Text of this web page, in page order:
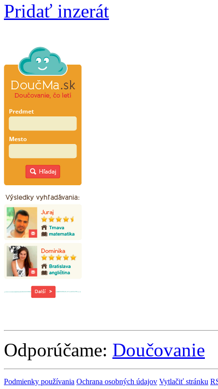
Pridať inzerát
Odporúčame: Doučovanie
Podmienky používania Ochrana osobných údajov Vytlačiť stránku